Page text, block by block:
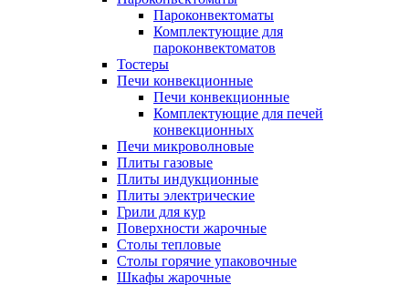
Пароконвектоматы
Комплектующие для
пароконвектоматов
Тостеры
Печи конвекционные
Печи конвекционные
Комплектующие для печей
конвекционных
Печи микроволновые
Плиты газовые
Плиты индукционные
Плиты электрические
Грили для кур
Поверхности жарочные
Столы тепловые
Столы горячие упаковочные
Шкафы жарочные